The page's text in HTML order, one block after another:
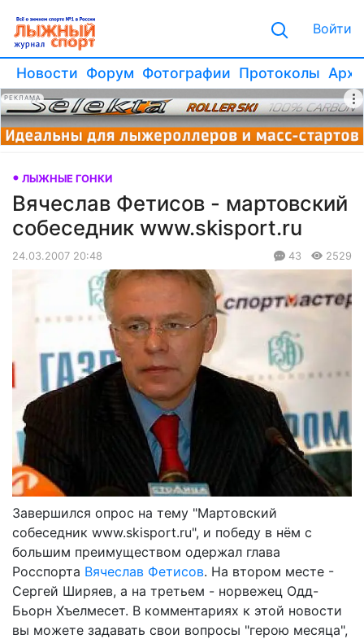
Войти
Новости Форум Фотографии Протоколы
РЕКЛАМА
ЛЫЖНЫЕ ГОНКИ
Вячеслав Фетисов - мартовский
собеседник www.skisport.ru
24.03.2007 20:48 43 2529
Завершился опрос на тему "Мартовский
собеседник www.skisport.ru", и победу в нём с
большим преимуществом одержал глава
Росспорта Вячеслав Фетисов. На втором месте -
Сергей Ширяев, а на третьем - норвежец Одд-
Бьорн Хъелмесет. В комментариях к этой новости
вы можете задавать свои вопросы "герою месяца",